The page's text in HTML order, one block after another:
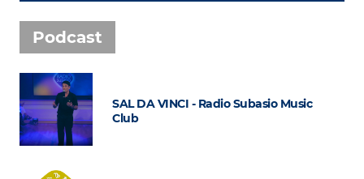
Podcast
SAL DA VINCI - Radio Subasio Music
Club